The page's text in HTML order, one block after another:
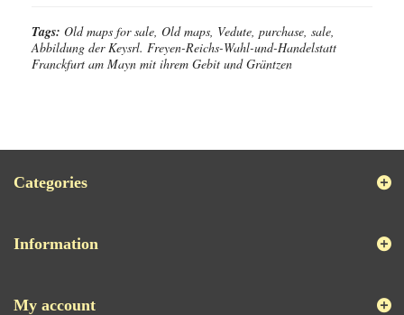
Tags: Old maps for sale, Old maps, Vedute, purchase, sale,
Abbildung der Keysrl. Freyen-Reichs-Wahl-und-Handelstatt
Franckfurt am Mayn mit ihrem Gebit und Gräntzen
Categories
Information
My account